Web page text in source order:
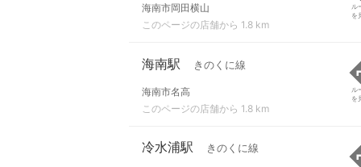
海南市岡田横山
このページの店舗から 1.8 km
ル
を
海南駅 きのくに線
海南市名高
このページの店舗から 1.8 km
ル
を
冷水浦駅 きのくに線